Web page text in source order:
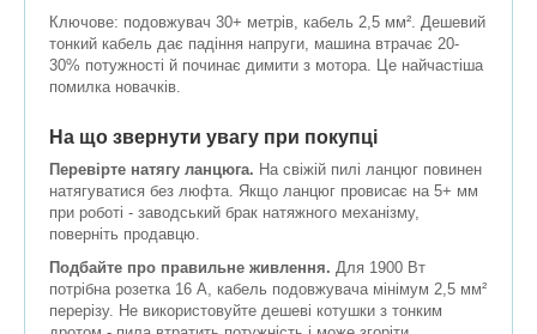
Ключове: подовжувач 30+ метрів, кабель 2,5 мм². Дешевий
тонкий кабель дає падіння напруги, машина втрачає 20-
30% потужності й починає димити з мотора. Це найчастіша
помилка новачків.
На що звернути увагу при покупці
Перевірте натягу ланцюга. На свіжій пилі ланцюг повинен
натягуватися без люфта. Якщо ланцюг провисає на 5+ мм
при роботі - заводський брак натяжного механізму,
поверніть продавцю.
Подбайте про правильне живлення. Для 1900 Вт
потрібна розетка 16 А, кабель подовжувача мінімум 2,5 мм²
перерізу. Не використовуйте дешеві котушки з тонким